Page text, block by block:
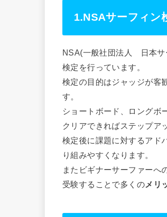
1.NSAサーフィン
NSA(一般社団法人 日本サ
検定を行っています。
検定の目的はジャッジが客
す。
ショートボード、ロングボ
クリアできればステップア
検定後に課題に対するアド
り組みやすくなります。
またビギナーサーファーへ
受験することで多くのメリ